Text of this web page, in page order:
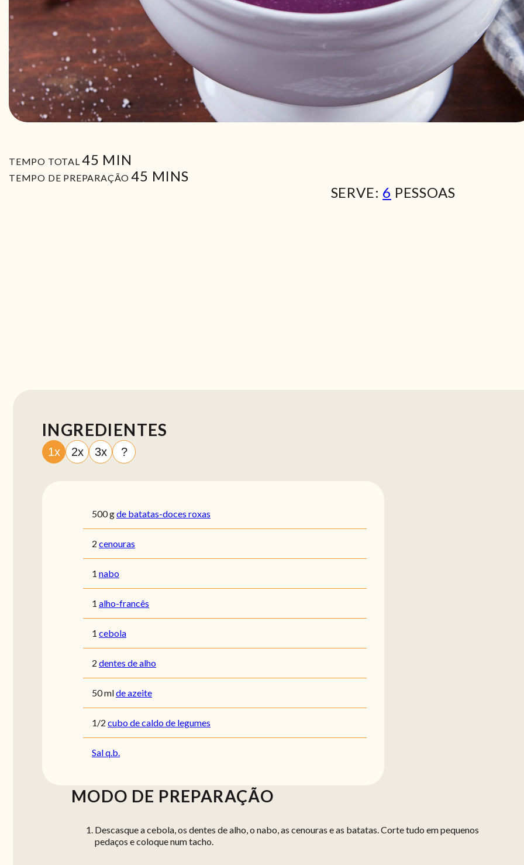
TEMPO TOTAL 45 MIN
MIN
TEMPO DE PREPARAÇÃO 45 MIN
MINS
SERVE: 6 PESSOAS
INGREDIENTES
1x 2x 3x ?
500gde batatas-doces roxas
2 cenouras
1 nabo
1 alho-francês
1 cebola
2 dentes de alho
50mlde azeite
1/2 cubo de caldo de legumes
Sal q.b.
MODO DE PREPARAÇÃO
Descasque a cebola, os dentes de alho, o nabo, as cenouras e as batatas. Corte tudo em pequenos
pedaços e coloque num tacho.